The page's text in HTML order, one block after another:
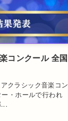
コンクール 全国
クラシック音楽コン
・ホールで行われ